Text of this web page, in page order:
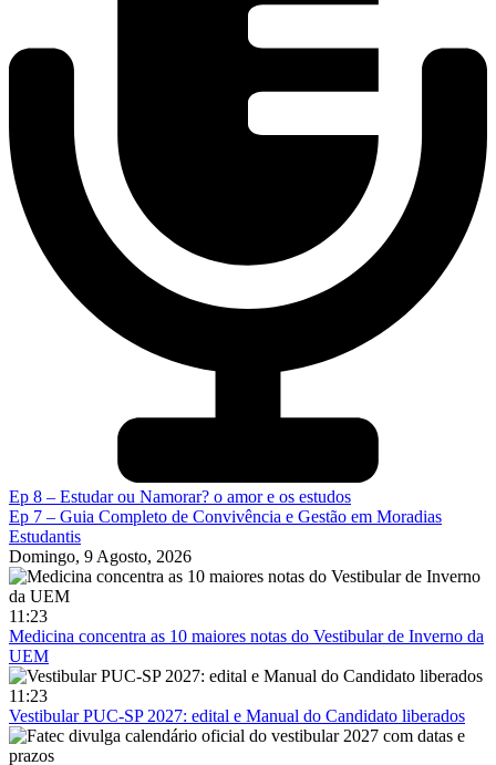
Ep 8 – Estudar ou Namorar? o amor e os estudos
Ep 7 – Guia Completo de Convivência e Gestão em Moradias
Estudantis
Domingo, 9 Agosto, 2026
11:23
Medicina concentra as 10 maiores notas do Vestibular de Inverno da
UEM
11:23
Vestibular PUC-SP 2027: edital e Manual do Candidato liberados